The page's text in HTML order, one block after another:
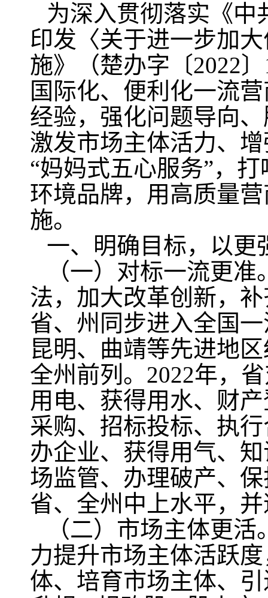
为深入贯彻落实《中
印发〈关于进一步加
施》（楚办字〔2022
国际化、便利化一流
经验，强化问题导向
激发市场主体活力、
“妈妈式五心服务”，
环境品牌，用高质量
施。
一、明确目标，以更
（一）对标一流更
法，加大改革创新，
省、州同步进入全国
昆明、曲靖等先进地
全州前列。2022年，
用电、获得用水、财
采购、招标投标、执
办企业、获得用气、
场监管、办理破产、
省、全州中上水平，
（二）市场主体更
力提升市场主体活跃
体、培育市场主体、